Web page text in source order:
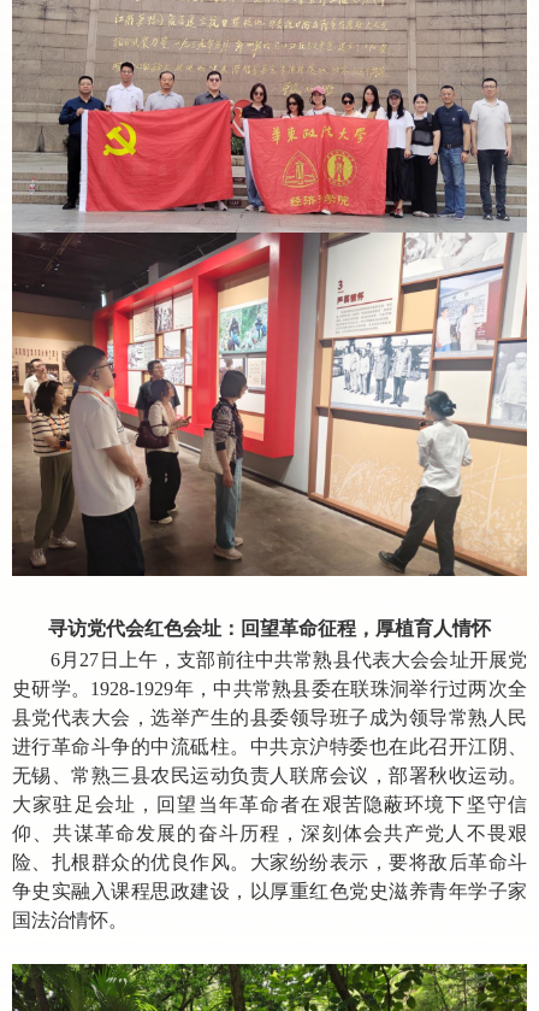
寻访党代会红色会址：回望革命征程，厚植育人情怀
6月27日上午，支部前往中共常熟县代表大会会址开展党
史研学。1928-1929年，中共常熟县委在联珠洞举行过两次全
县党代表大会，选举产生的县委领导班子成为领导常熟人民
进行革命斗争的中流砥柱。中共京沪特委也在此召开江阴、
无锡、常熟三县农民运动负责人联席会议，部署秋收运动。
大家驻足会址，回望当年革命者在艰苦隐蔽环境下坚守信
仰、共谋革命发展的奋斗历程，深刻体会共产党人不畏艰
险、扎根群众的优良作风。大家纷纷表示，要将敌后革命斗
争史实融入课程思政建设，以厚重红色党史滋养青年学子家
国法治情怀。